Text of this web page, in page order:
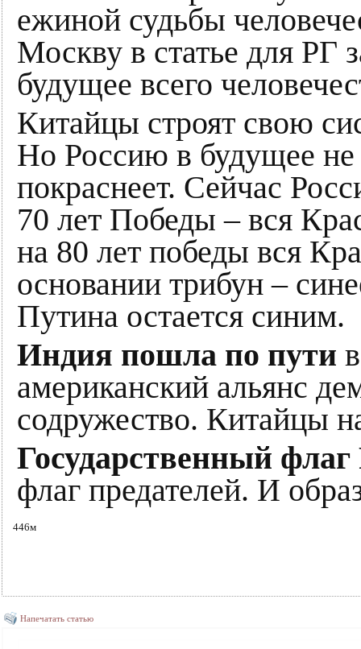
ежиной судьбы
Москву в статье для РГ
будущее всего
Китайцы строят свою
Но Россию в будущее не
покраснеет. Сейчас
70 лет Победы – вся
на 80 лет победы вся
основании трибун –
Путина остается синим.
Индия пошла по пути
американский альянс
содружество. Китайцы
Государственный
флаг предателей. И
446м
Напечатать статью